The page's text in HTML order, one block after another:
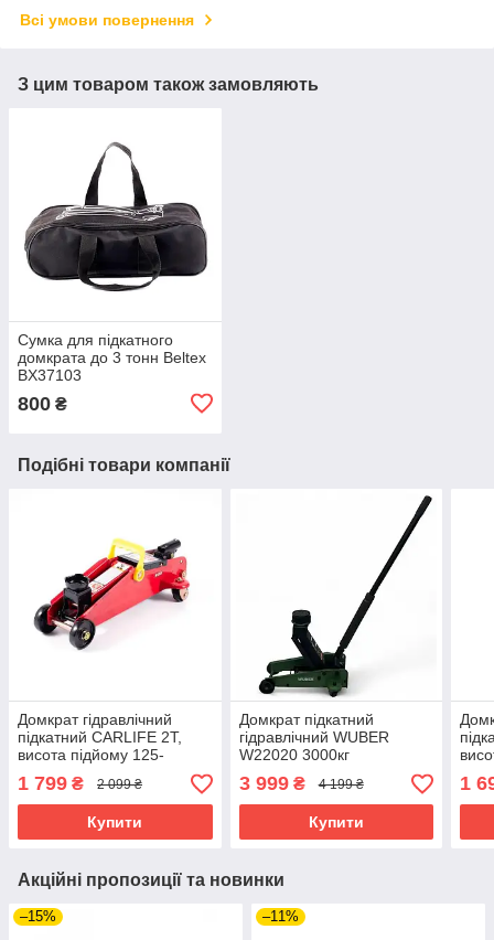
Всі умови повернення
З цим товаром також замовляють
Сумка для підкатного
домкрата до 3 тонн Beltex
BX37103
800 ₴
Подібні товари компанії
Домкрат гідравлічний
підкатний CARLIFE 2Т,
висота підйому 125-
305мм,пластикова
упаковка
1 799 ₴ 2 099 ₴
Купити
Домкрат підкатний
гідравлічний WUBER
W22020 3000кг
3 999₴ 4 199 ₴
Купити
1
Акційні пропозиції та новинки
–15% –11%